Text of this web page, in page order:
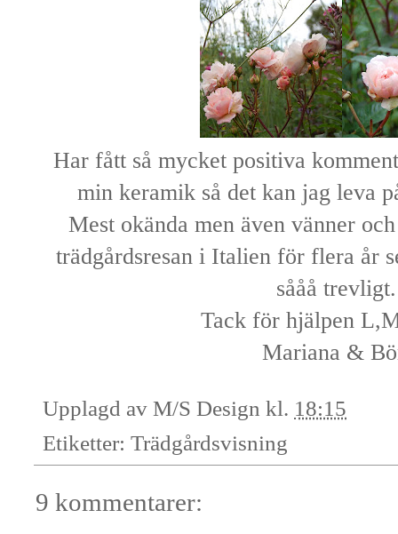
Har fått så mycket positiva
min keramik så det kan jag leva
Mest okända men även vänner
trädgårdsresan i Italien för flera år
sååå
Tack för hjälpen
Mariana &
Upplagd av M/S Design kl. 18:15
Etiketter: Trädgårdsvisning
9 kommentarer: